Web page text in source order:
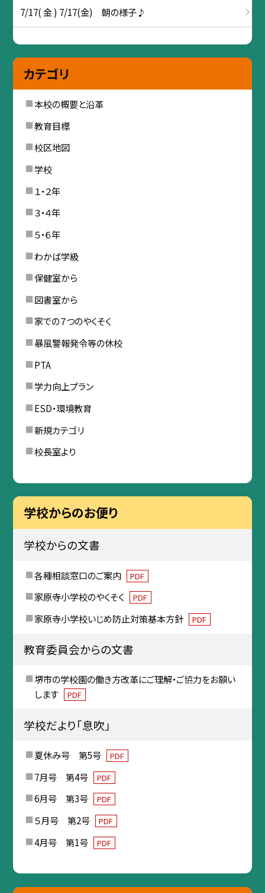
7/17( 金 ) 7/17(金) 朝の様子♪
カテゴリ
本校の概要と沿革
教育目標
校区地図
学校
１・２年
３・４年
５・６年
わかば学級
保健室から
図書室から
家での７つのやくそく
暴風警報発令等の休校
PTA
学力向上プラン
ESD・環境教育
新規カテゴリ
校長室より
学校からのお便り
学校からの文書
各種相談窓口のご案内 PDF
家原寺小学校のやくそく PDF
家原寺小学校いじめ防止対策基本方針 PDF
教育委員会からの文書
堺市の学校園の働き方改革にご理解・ご協力をお願い
します
PDF
学校だより「息吹」
夏休み号 第5号 PDF
7月号 第4号 PDF
6月号 第3号 PDF
５月号 第2号 PDF
4月号 第1号 PDF